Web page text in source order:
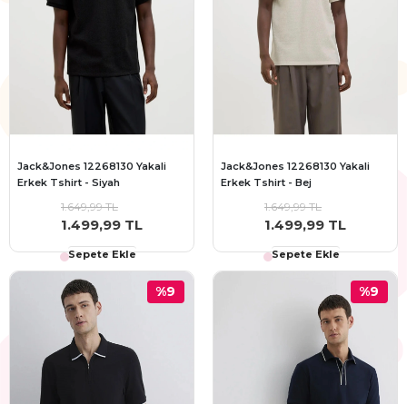
Jack&Jones 12268130 Yakali
Erkek Tshirt - Siyah
1.649,99 TL
1.499,99 TL
Sepete Ekle
Jack&Jones 12268130 Yakali
Erkek Tshirt - Bej
1.649,99 TL
1.499,99 TL
Sepete Ekle
%9 %9